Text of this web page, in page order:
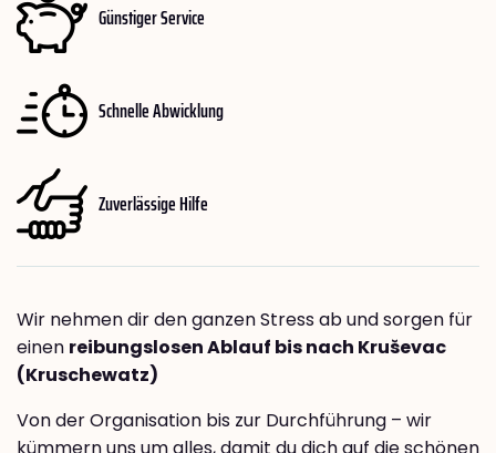
Günstiger Service
Schnelle Abwicklung
Zuverlässige Hilfe
Wir nehmen dir den ganzen Stress ab und sorgen für
einen reibungslosen Ablauf bis nach Kruševac
(Kruschewatz)
Von der Organisation bis zur Durchführung – wir